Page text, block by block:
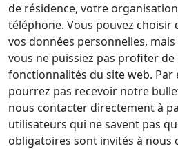
de résidence, votre
téléphone. Vous pouvez
vos données personnelles,
vous ne puissiez pas profiter de
fonctionnalités du site web. Par
pourrez pas recevoir notre
nous contacter directement à
utilisateurs qui ne savent pas
obligatoires sont invités à nous